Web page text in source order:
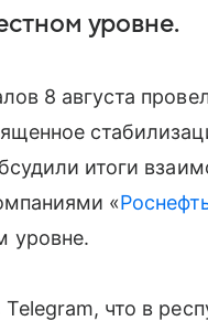
уровне.
8 августа
итоги
«
уровне.
что в